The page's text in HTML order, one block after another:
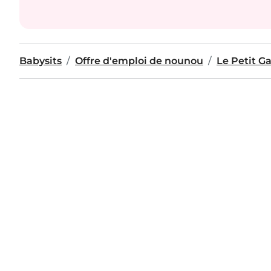
Babysits Offre d'emploi de nounou Le Petit